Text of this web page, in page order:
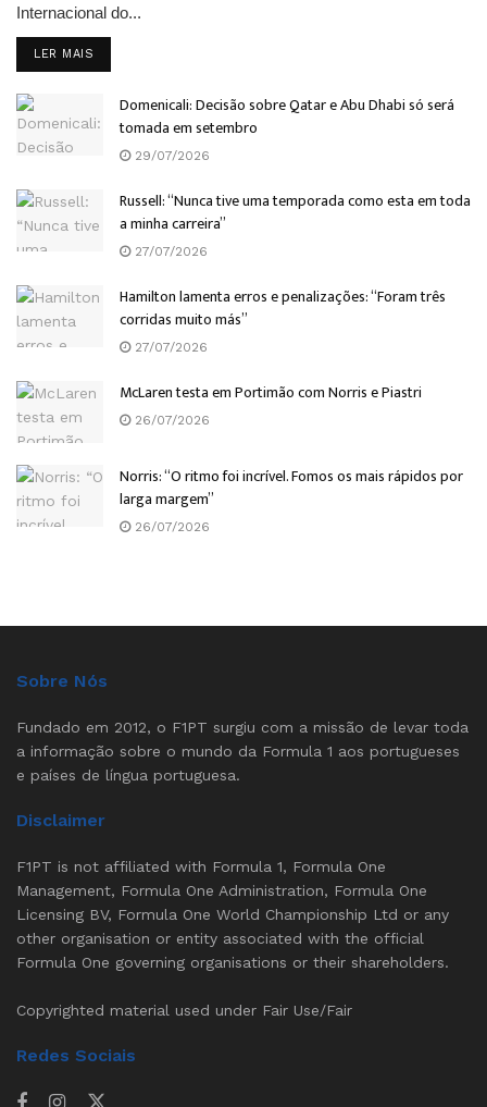
Internacional do...
LER MAIS
Domenicali: Decisão sobre Qatar e Abu Dhabi só será
tomada em setembro
29/07/2026
Russell: “Nunca tive uma temporada como esta em toda
a minha carreira”
27/07/2026
Hamilton lamenta erros e penalizações: “Foram três
corridas muito más”
27/07/2026
McLaren testa em Portimão com Norris e Piastri
26/07/2026
Norris: “O ritmo foi incrível. Fomos os mais rápidos por
larga margem”
26/07/2026
Sobre Nós
Fundado em 2012, o F1PT surgiu com a missão de levar toda
a informação sobre o mundo da Formula 1 aos portugueses
e países de língua portuguesa.
Disclaimer
F1PT is not affiliated with Formula 1, Formula One
Management, Formula One Administration, Formula One
Licensing BV, Formula One World Championship Ltd or any
other organisation or entity associated with the official
Formula One governing organisations or their shareholders.
Copyrighted material used under Fair Use/Fair
Redes Sociais